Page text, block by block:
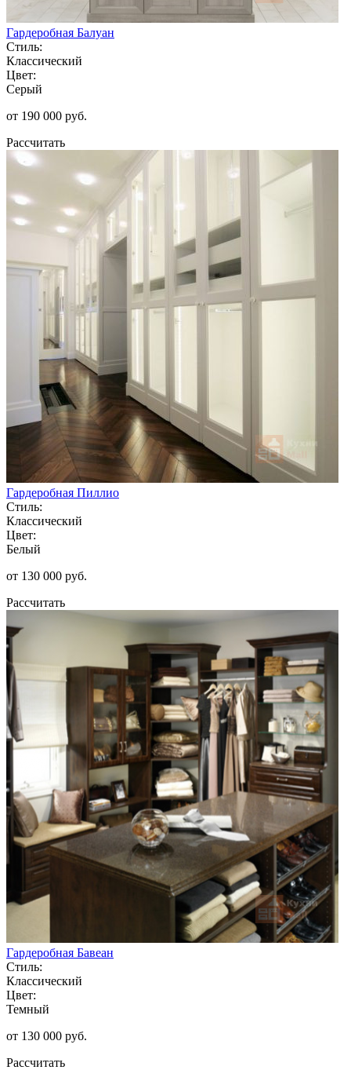
Гардеробная Балуан
Стиль:
Классический
Цвет:
Серый
от 190 000 руб.
Рассчитать
Гардеробная Пиллио
Стиль:
Классический
Цвет:
Белый
от 130 000 руб.
Рассчитать
Гардеробная Бавеан
Стиль:
Классический
Цвет:
Темный
от 130 000 руб.
Рассчитать